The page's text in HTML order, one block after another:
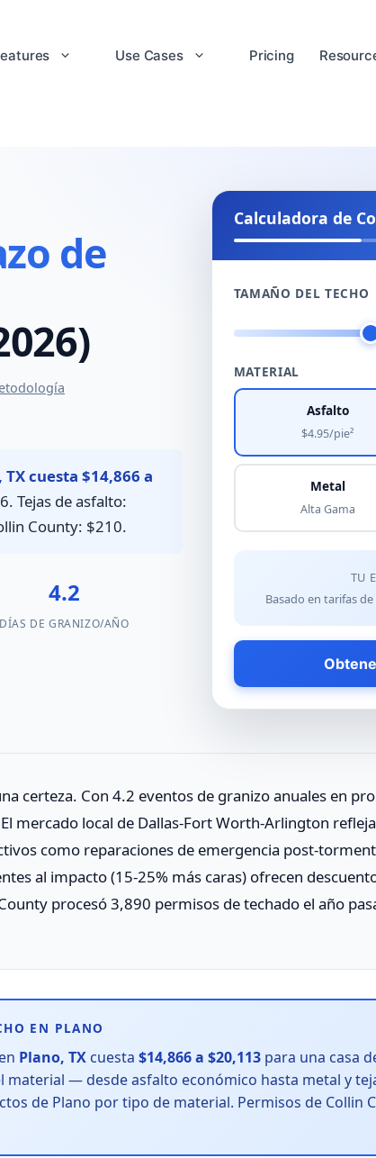
Use Cases Pricing
de
cuesta $14,866 a
Tejas de asfalto:
County: $210.
4.2
DÍAS DE GRANIZO/AÑO
Calculadora de
TAMAÑO DEL TECHO
MATERIAL
Asfalto
$4.95/pie²
Metal
Alta Gama
TU
Basado en tarifas
certeza. Con 4.2 eventos de granizo anuales en
mercado local de Dallas-Fort Worth-Arlington
como reparaciones de emergencia post-
al impacto (15-25% más caras) ofrecen
procesó 3,890 permisos de techado el año
EN PLANO
Plano, TX cuesta $14,866 a $20,113 para una casa
material — desde asfalto económico hasta metal y
de Plano por tipo de material. Permisos de Collin